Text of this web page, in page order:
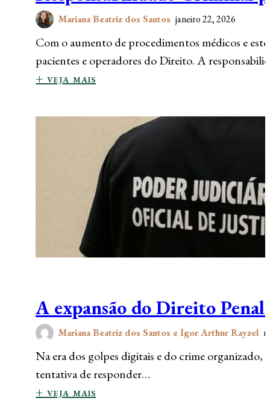
Mariana Beatriz dos Santos janeiro 22, 2026
Com o aumento de procedimentos médicos e
pacientes e operadores do Direito. A
+ veja mais
A expansão do Direito
Mariana Beatriz dos Santos e Igor Arthur Rayzel
Na era dos golpes digitais e do crime
tentativa de responder…
+ veja mais